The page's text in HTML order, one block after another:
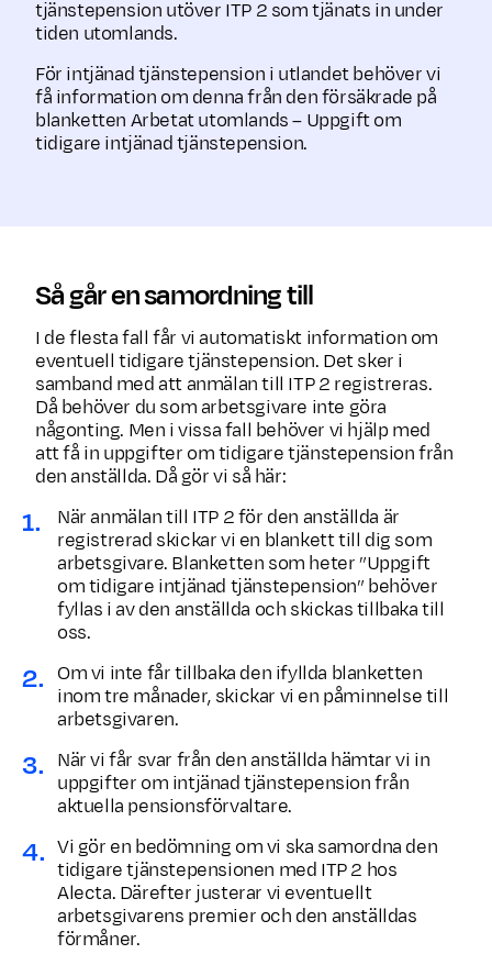
tjänstepension utöver ITP 2 som tjänats in under
tiden utomlands.
För intjänad tjänstepension i utlandet behöver vi
få information om denna från den försäkrade på
blanketten Arbetat utomlands – Uppgift om
tidigare intjänad tjänstepension.
Så går en samordning till
I de flesta fall får vi automatiskt information om
eventuell tidigare tjänstepension. Det sker i
samband med att anmälan till ITP 2 registreras.
Då behöver du som arbetsgivare inte göra
någonting. Men i vissa fall behöver vi hjälp med
att få in uppgifter om tidigare tjänste­pension från
den anställda. Då gör vi så här:
När anmälan till ITP 2 för den anställda är
registrerad skickar vi en blankett till dig som
arbetsgivare. Blanketten som heter ”Uppgift
om tidigare intjänad tjänstepension” behöver
fyllas i av den anställda och skickas tillbaka till
oss.
Om vi inte får tillbaka den ifyllda blanketten
inom tre månader, skickar vi en påminnelse till
arbetsgivaren.
När vi får svar från den anställda hämtar vi in
uppgifter om intjänad tjänstepension från
aktuella pensionsförvaltare.
Vi gör en bedömning om vi ska samordna den
tidigare tjänstepensionen med ITP 2 hos
Alecta. Därefter justerar vi eventuellt
arbetsgivarens premier och den anställdas
förmåner.